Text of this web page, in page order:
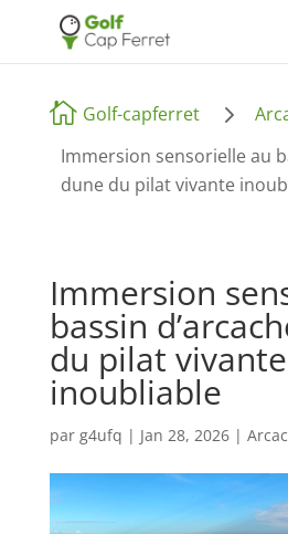
 Golf-capferret 5
Immersion sensorielle au
dune du pilat vivante
Immersion
bassin
du pilat vivante
inoubliable
par g4ufq | Jan 28, 2026|